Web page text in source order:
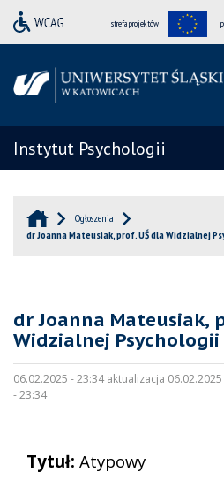
strefa projektów
Instytut Psychologii
Ogłoszenia
dr Joanna Mateusiak, prof. UŚ dla Widzialnej
dr Joanna Mateusiak,
Widzialnej Psychologii
06.02.2025 - 23:34 aktualizacja 06.02.2025
- 23:34
Tytuł: Atypowy